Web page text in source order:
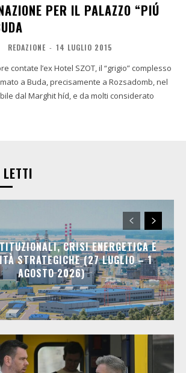
PER IL PALAZZO “PIÚ
REDAZIONE - 14 LUGLIO 2015
contate l’ex Hotel SZOT, il “grigio” complesso
a Buda, precisamente a Rozsadomb, nel
dal Marghit híd, e da molti considerato
CRISI ENERGETICA E
STRATEGICHE (27 LUGLIO – 1
AGOSTO 2026)